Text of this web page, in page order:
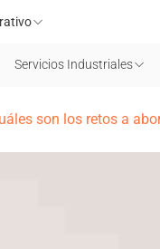
Servicios Industriales
son los retos a